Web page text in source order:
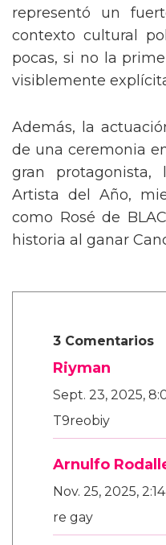
representó un
contexto cultural
pocas, si no la
visiblemente
Además, la
de una ceremonia
gran protagonista,
Artista del Año,
como Rosé de
historia al ganar
3 Comentarios
Riyman
Sept. 23, 2025,
T9reobiy
Arnulfo
Nov. 25, 2025,
re gay